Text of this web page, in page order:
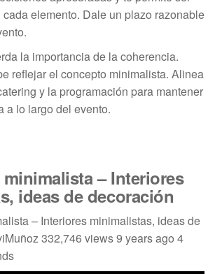
elemento. Dale un plazo razonable
la importancia de la coherencia.
reflejar el concepto minimalista. Alinea
y la programación para mantener
a lo largo del evento.
– Interiores
ideas de decoración
– Interiores minimalistas, ideas de
332,746 views 9 years ago 4